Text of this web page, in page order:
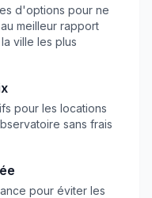
d'options pour ne
meilleur rapport
ville les plus
pour les locations
sans frais
pour éviter les